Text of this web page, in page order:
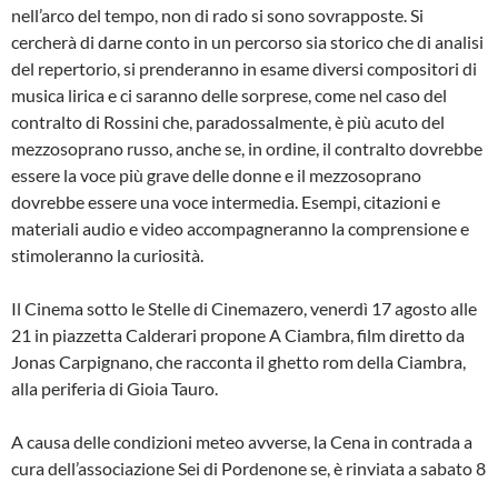
nell’arco del tempo, non di rado si sono sovrapposte. Si
cercherà di darne conto in un percorso sia storico che di analisi
del repertorio, si prenderanno in esame diversi compositori di
musica lirica e ci saranno delle sorprese, come nel caso del
contralto di Rossini che, paradossalmente, è più acuto del
mezzosoprano russo, anche se, in ordine, il contralto dovrebbe
essere la voce più grave delle donne e il mezzosoprano
dovrebbe essere una voce intermedia. Esempi, citazioni e
materiali audio e video accompagneranno la comprensione e
stimoleranno la curiosità.
Il Cinema sotto le Stelle di Cinemazero, venerdì 17 agosto alle
21 in piazzetta Calderari propone A Ciambra, film diretto da
Jonas Carpignano, che racconta il ghetto rom della Ciambra,
alla periferia di Gioia Tauro.
A causa delle condizioni meteo avverse, la Cena in contrada a
cura dell’associazione Sei di Pordenone se, è rinviata a sabato 8